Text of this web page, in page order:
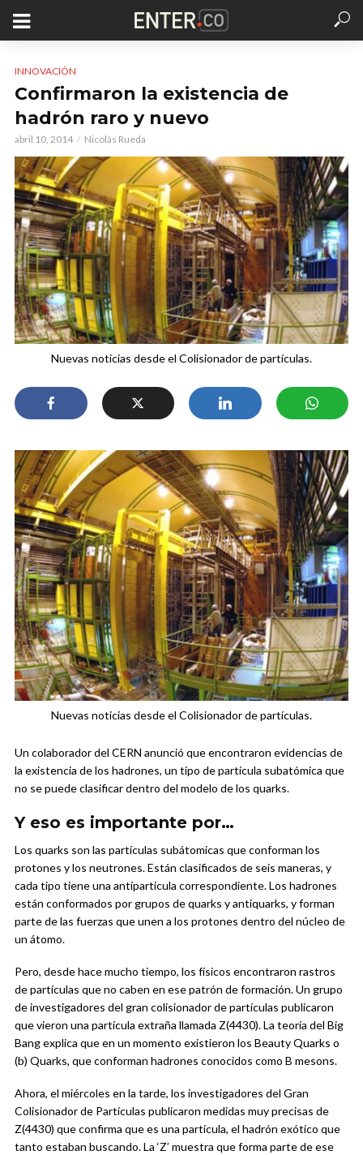
INNOVACIÓN
Confirmaron la existencia de
hadrón raro y nuevo
abril 10, 2014 Nicolás Rueda
Nuevas noticias desde el Colisionador de partículas.
Nuevas noticias desde el Colisionador de partículas.
Un colaborador del CERN anunció que encontraron evidencias de
la existencia de los hadrones, un tipo de partícula subatómica que
no se puede clasificar dentro del modelo de los quarks.
Y eso es importante por…
Los quarks son las partículas subátomicas que conforman los
protones y los neutrones. Están clasificados de seis maneras, y
cada tipo tiene una antíparticula correspondiente. Los hadrones
están conformados por grupos de quarks y antiquarks, y forman
parte de las fuerzas que unen a los protones dentro del núcleo de
un átomo.
Pero, desde hace mucho tiempo, los físicos encontraron rastros
de partículas que no caben en ese patrón de formación. Un grupo
de investigadores del gran colisionador de partículas publicaron
que vieron una partícula extraña llamada Z(4430). La teoría del Big
Bang explica que en un momento existieron los Beauty Quarks o
(b) Quarks, que conforman hadrones conocidos como B mesons.
Ahora, el miércoles en la tarde, los investigadores del Gran
Colisionador de Partículas publicaron medidas muy precisas de
Z(4430) que confirma que es una partícula, el hadrón exótico que
tanto estaban buscando. La ‘Z’ muestra que forma parte de ese